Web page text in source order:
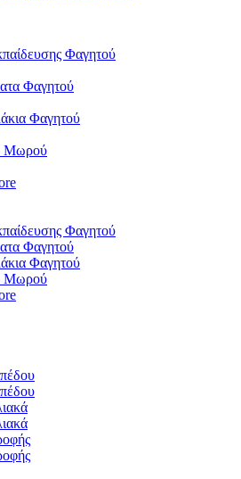
Φαγητού
Φαγητού
Φαγητού
Μωρού
Φαγητού
Φαγητού
Φαγητού
Μωρού